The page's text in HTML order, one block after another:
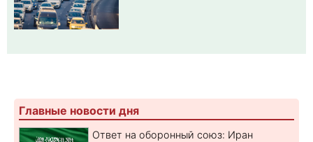
Главные новости дня
Ответ на оборонный союз: Иран